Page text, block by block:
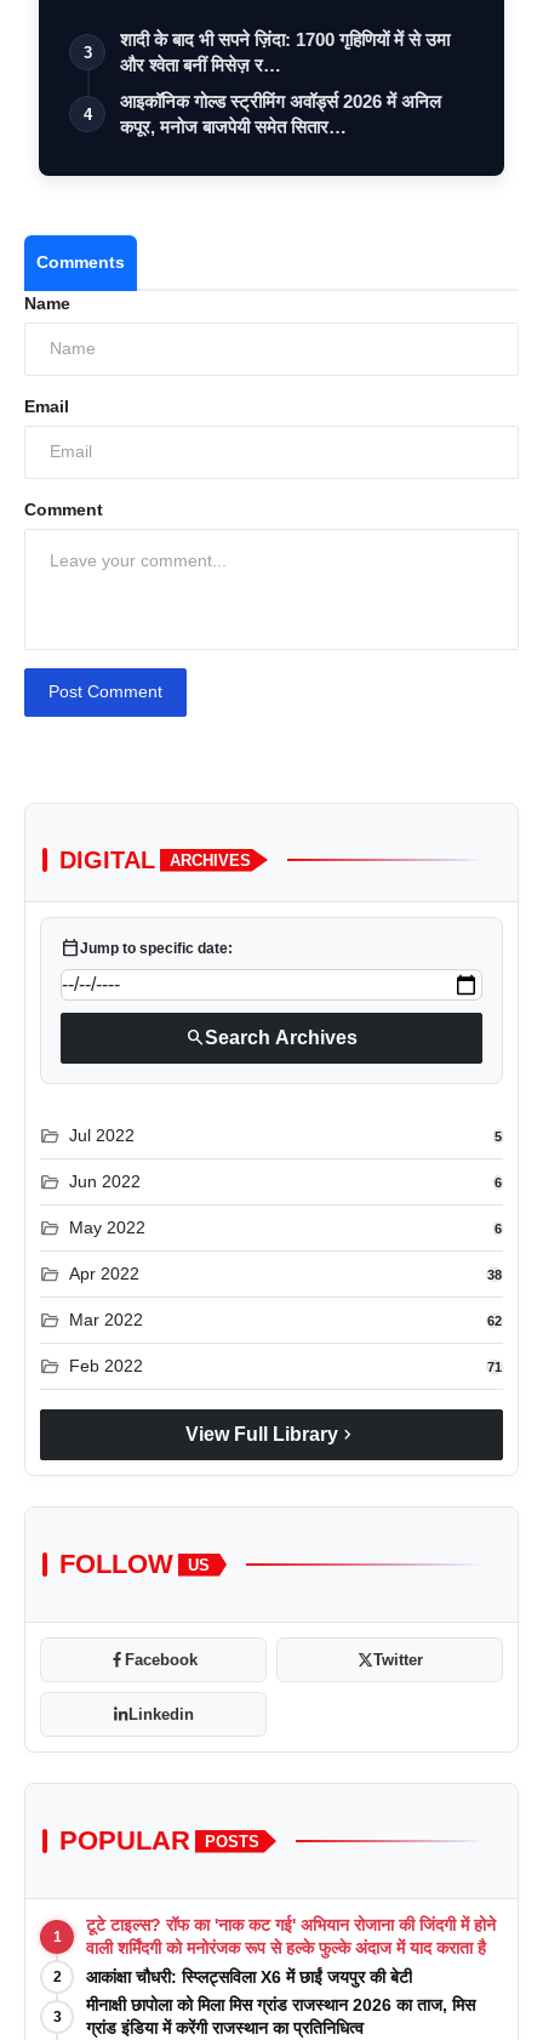
3
शादी के बाद भी सपने ज़िंदा: 1700 गृहिणियों में से उमा
और श्वेता बनीं मिसेज़ र…
4
आइकॉनिक गोल्ड स्ट्रीमिंग अवॉर्ड्स 2026 में अनिल
कपूर, मनोज बाजपेयी समेत सितार…
Comments
Name
Email
Comment
Post Comment
DIGITAL ARCHIVES
calendar_todayJump to specific date:
searchSearch Archives
folder_open Jul 2022 5
folder_open Jun 2022 6
folder_open May 2022 6
folder_open Apr 2022 38
folder_open Mar 2022 62
folder_open Feb 2022 71
View Full Library chevron_right
FOLLOW US
Facebook Twitter
Linkedin
POPULAR POSTS
1
टूटे टाइल्स? रॉफ का 'नाक कट गई' अभियान रोजाना की जिंदगी में होने
वाली शर्मिंदगी को मनोरंजक रूप से हल्के फुल्के अंदाज में याद कराता है
2 आकांक्षा चौधरी: स्प्लिट्सविला X6 में छाईं जयपुर की बेटी
3
मीनाक्षी छापोला को मिला मिस ग्रांड राजस्थान 2026 का ताज, मिस
ग्रांड इंडिया में करेंगी राजस्थान का प्रतिनिधित्व